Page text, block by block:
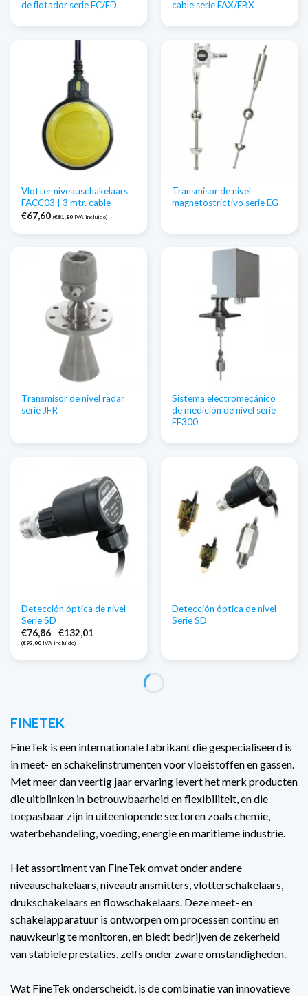
de flotador serie FC/FD cable serie FAX/FBX
Vlotter niveauschakelaars
FACC03 | 3 mtr. cable
€67,60 (€81,80 IVA incluido)
Transmisor de nivel
magnetostrictivo serie EG
Transmisor de nivel radar
serie JFR
Sistema electromecánico
de medición de nivel serie
EE300
Detección óptica de nivel
Serie SD
€76,86 - €132,01
€76,86
(€93,00 IVA incluido)
Detección óptica de nivel
Serie SD
FINETEK
FineTek is een internationale fabrikant die gespecialiseerd is
in meet- en schakelinstrumenten voor vloeistoffen en gassen.
Met meer dan veertig jaar ervaring levert het merk producten
die uitblinken in betrouwbaarheid en flexibiliteit, en die
toepasbaar zijn in uiteenlopende sectoren zoals chemie,
waterbehandeling, voeding, energie en maritieme industrie.
Het assortiment van FineTek omvat onder andere
niveauschakelaars, niveautransmitters, vlotterschakelaars,
drukschakelaars en flowschakelaars. Deze meet- en
schakelapparatuur is ontworpen om processen continu en
nauwkeurig te monitoren, en biedt bedrijven de zekerheid
van stabiele prestaties, zelfs onder zware omstandigheden.
Wat FineTek onderscheidt, is de combinatie van innovatieve